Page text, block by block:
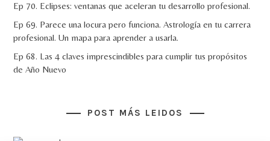
Ep 70. Eclipses: ventanas que aceleran tu desarrollo profesional.
Ep 69. Parece una locura pero funciona. Astrología en tu carrera
profesional. Un mapa para aprender a usarla.
Ep 68. Las 4 claves imprescindibles para cumplir tus propósitos
de Año Nuevo
POST MÁS LEIDOS